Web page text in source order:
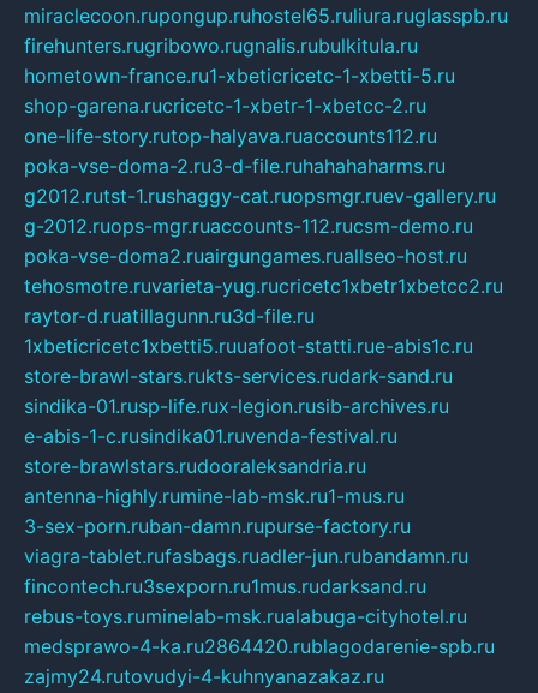
miraclecoon.rupongup.ruhostel65.ruliura.ruglasspb.ru
firehunters.rugribowo.rugnalis.rubulkitula.ru
hometown-france.ru1-xbeticricetc-1-xbetti-5.ru
shop-garena.rucricetc-1-xbetr-1-xbetcc-2.ru
one-life-story.rutop-halyava.ruaccounts112.ru
poka-vse-doma-2.ru3-d-file.ruhahahaharms.ru
g2012.rutst-1.rushaggy-cat.ruopsmgr.ruev-gallery.ru
g-2012.ruops-mgr.ruaccounts-112.rucsm-demo.ru
poka-vse-doma2.ruairgungames.ruallseo-host.ru
tehosmotre.ruvarieta-yug.rucricetc1xbetr1xbetcc2.ru
raytor-d.ruatillagunn.ru3d-file.ru
1xbeticricetc1xbetti5.ruuafoot-statti.rue-abis1c.ru
store-brawl-stars.rukts-services.rudark-sand.ru
sindika-01.rusp-life.rux-legion.rusib-archives.ru
e-abis-1-c.rusindika01.ruvenda-festival.ru
store-brawlstars.rudooraleksandria.ru
antenna-highly.rumine-lab-msk.ru1-mus.ru
3-sex-porn.ruban-damn.rupurse-factory.ru
viagra-tablet.rufasbags.ruadler-jun.rubandamn.ru
fincontech.ru3sexporn.ru1mus.rudarksand.ru
rebus-toys.ruminelab-msk.rualabuga-cityhotel.ru
medsprawo-4-ka.ru2864420.rublagodarenie-spb.ru
zajmy24.rutovudyi-4-kuhnyanazakaz.ru